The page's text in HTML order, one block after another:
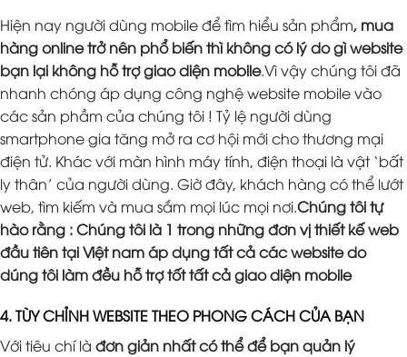
Hiện nay người dùng mobile để tìm hiểu sản phẩm, mua
hàng online trở nên phổ biến thì không có lý do gì website
bạn lại không hỗ trợ giao diện mobile.Vì vậy chúng tôi đã
nhanh chóng áp dụng công nghệ website mobile vào
các sản phầm của chúng tôi ! Tỷ lệ người dùng
smartphone gia tăng mở ra cơ hội mới cho thương mại
điện tử. Khác với màn hình máy tính, điện thoại là vật ‘bất
ly thân’ của người dùng. Giờ đây, khách hàng có thể lướt
web, tìm kiếm và mua sắm mọi lúc mọi nơi.Chúng tôi tự
hào rằng : Chúng tôi là 1 trong những đơn vị thiết kế web
đầu tiên tại Việt nam áp dụng tất cả các website do
dúng tôi làm đều hỗ trợ tốt tất cả giao diện mobile
4. TÙY CHỈNH WEBSITE THEO PHONG CÁCH CỦA BẠN
Với tiêu chí là đơn giản nhất có thể để bạn quản lý